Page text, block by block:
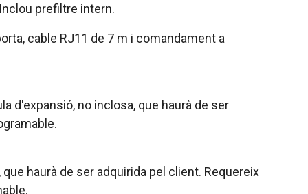
prefiltre intern.
cable RJ11 de 7 m i comandament a
d'expansió, no inclosa, que haurà de ser
haurà de ser adquirida pel client. Requereix